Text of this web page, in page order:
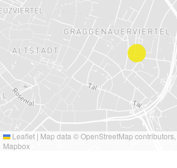
Leaflet | Map data ©OpenStreetMap contributors,
Mapbox